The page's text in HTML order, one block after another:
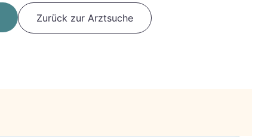
Zurück zur Arztsuche